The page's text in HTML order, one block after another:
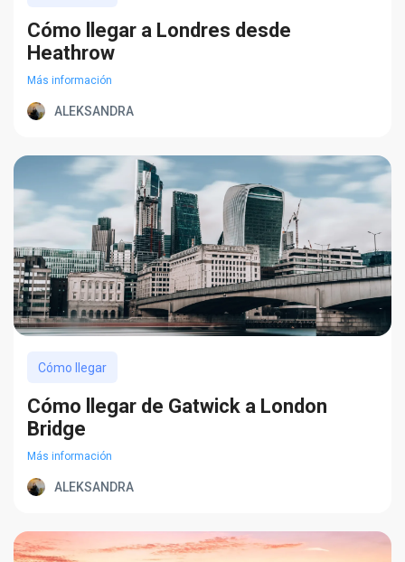
Cómo llegar a Londres desde
Heathrow
Más información
ALEKSANDRA
Cómo llegar
Cómo llegar de Gatwick a London
Bridge
Más información
ALEKSANDRA